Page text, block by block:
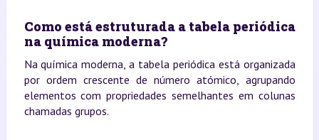
Como está estruturada a tabela periódica
na química moderna?
Na química moderna, a tabela periódica está organizada
por ordem crescente de número atómico, agrupando
elementos com propriedades semelhantes em colunas
chamadas grupos.